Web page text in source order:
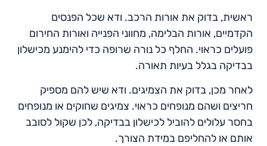
ראשית, בדוק את אורות הרכב. ודא שכל הפנסים
הקדמיים, אורות הבלימה, מחווני הפנייה ואורות החירום
פועלים כראוי. החלף כל נורה שרופה כדי להימנע מכישלון
בבדיקה בגלל בעיות תאורה.
לאחר מכן, בדוק את הצמיגים. ודא שיש להם מספיק
חריצים ושהם מנופחים כראוי. צמיגים שחוקים או מנופחים
בחסר עלולים להוביל לכישלון בבדיקה, לכן שקול לסובב
אותם או להחליפם במידת הצורך.